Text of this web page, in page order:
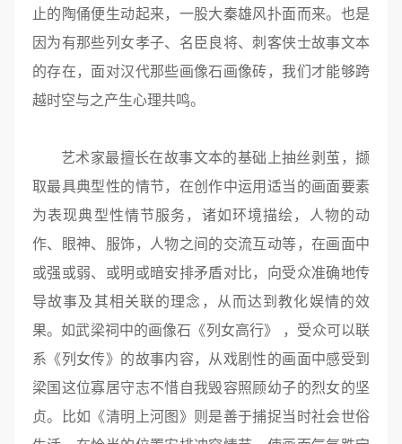
止的陶俑便生动起来，一股大秦雄风扑面而来。也是
因为有那些列女孝子、名臣良将、刺客侠士故事文本
的存在，面对汉代那些画像石画像砖，我们才能够跨
越时空与之产生心理共鸣。
艺术家最擅长在故事文本的基础上抽丝剥茧，撷
取最具典型性的情节，在创作中运用适当的画面要素
为表现典型性情节服务，诸如环境描绘，人物的动
作、眼神、服饰，人物之间的交流互动等，在画面中
或强或弱、或明或暗安排矛盾对比，向受众准确地传
导故事及其相关联的理念，从而达到教化娱情的效
果。如武梁祠中的画像石《列女高行》 ，受众可以联
系《列女传》的故事内容，从戏剧性的画面中感受到
梁国这位寡居守志不惜自我毁容照顾幼子的烈女的坚
贞。比如《清明上河图》则是善于捕捉当时社会世俗